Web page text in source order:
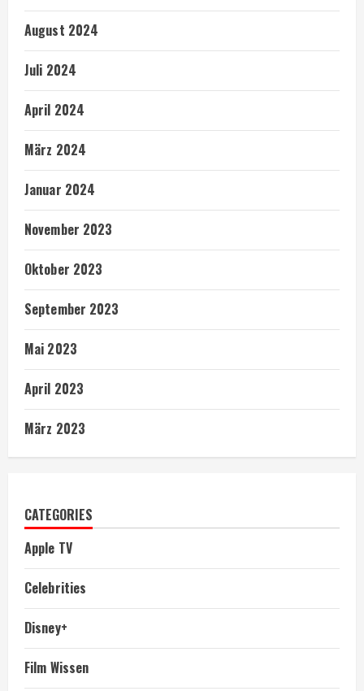
August 2024
Juli 2024
April 2024
März 2024
Januar 2024
November 2023
Oktober 2023
September 2023
Mai 2023
April 2023
März 2023
CATEGORIES
Apple TV
Celebrities
Disney+
Film Wissen